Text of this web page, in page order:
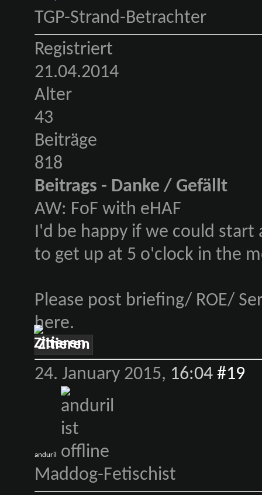
TGP-Strand-Betrachter
Registriert
21.04.2014
Alter
43
Beiträge
818
Beitrags - Danke / Gefällt
AW: FoF with eHAF
I'd be happy if we could start
to get up at 5 o'clock in the
Please post briefing/ ROE/
here.
Zitieren
24. January 2015, 16:04 #19
anduril
Maddog-Fetischist